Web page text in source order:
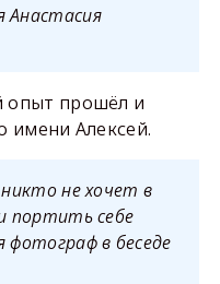
Анастасия
опыт прошёл и
имени Алексей.
не хочет в
портить себе
фотограф в беседе